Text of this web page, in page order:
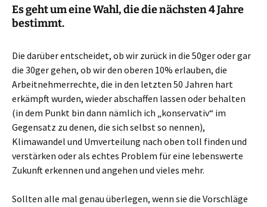
Es geht um eine Wahl, die die nächsten 4 Jahre
bestimmt.
Die darüber entscheidet, ob wir zurück in die 50ger oder gar
die 30ger gehen, ob wir den oberen 10% erlauben, die
Arbeitnehmerrechte, die in den letzten 50 Jahren hart
erkämpft wurden, wieder abschaffen lassen oder behalten
(in dem Punkt bin dann nämlich ich „konservativ“ im
Gegensatz zu denen, die sich selbst so nennen),
Klimawandel und Umverteilung nach oben toll finden und
verstärken oder als echtes Problem für eine lebenswerte
Zukunft erkennen und angehen und vieles mehr.
Sollten alle mal genau überlegen, wenn sie die Vorschläge